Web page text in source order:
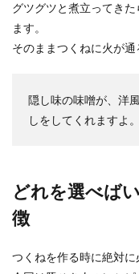
グツグツと煮立ってき
ます。
そのままつくねに火が通
隠し味の味噌が、洋
しをしてくれますよ。
どれを選べば
徴
つくねを作る時に絶対に